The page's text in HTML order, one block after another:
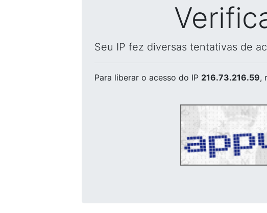
Seu IP fez diversas tentativas de
Para liberar o acesso do IP 216.73.216.59,